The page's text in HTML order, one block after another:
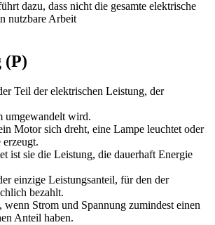
dazu, dass nicht die gesamte elektrische
nutzbare Arbeit
(P)
Teil der elektrischen Leistung, der
umgewandelt wird.
Motor sich dreht, eine Lampe leuchtet oder
ist sie die Leistung, die dauerhaft Energie
einzige Leistungsanteil, für den der
bezahlt.
wenn Strom und Spannung zumindest einen
Anteil haben.